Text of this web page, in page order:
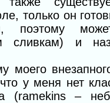
только он
поэтому
сливкам) и
моего
у меня нет
(ramekins –